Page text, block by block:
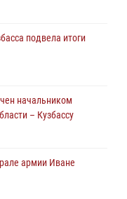
порядка на
на
подвела итоги
начальником
– Кузбассу
армии Иване